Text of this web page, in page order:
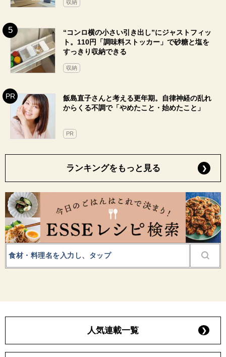
収納
“コンロ横の小さい引き出し”にジャストフィッ
ト。110円「調味料ストッカー」で砂糖と塩を
すっきり収納できる
収納
飯島直子さんと考える更年期。自律神経の乱れ
からくる不調で「やめたこと・始めたこと」
PR
ランキングをもっと見る
人気連載一覧